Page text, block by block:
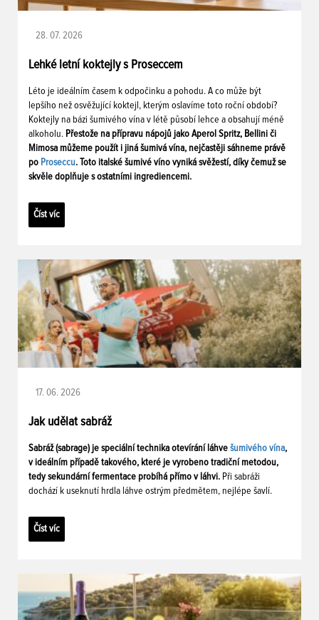
28. 07. 2026
Lehké letní koktejly s Proseccem
Léto je ideálním časem k odpočinku a pohodu. A co může být
lepšího než osvěžující koktejl, kterým oslavíme toto roční období?
Koktejly na bázi šumivého vína v létě působí lehce a obsahují méně
alkoholu. Přestože na přípravu nápojů jako Aperol Spritz, Bellini či
Mimosa můžeme použít i jiná šumivá vína, nejčastěji sáhneme právě
po Proseccu. Toto italské šumivé víno vyniká svěžestí, díky čemuž se
skvěle doplňuje s ostatními ingrediencemi.
Číst víc
17. 06. 2026
Jak udělat sabráž
Sabráž (sabrage) je speciální technika otevírání láhve šumivého vína,
v ideálním případě takového, které je vyrobeno tradiční metodou,
tedy sekundární fermentace probíhá přímo v láhvi. Při sabráži
dochází k useknutí hrdla láhve ostrým předmětem, nejlépe šavlí.
Číst víc